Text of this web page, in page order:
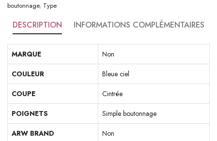
boutonnage, Type
DESCRIPTION INFORMATIONS COMPLÉMENTAIRES
MARQUE Non
COULEUR Bleue ciel
COUPE Cintrée
POIGNETS Simple boutonnage
ARW BRAND Non